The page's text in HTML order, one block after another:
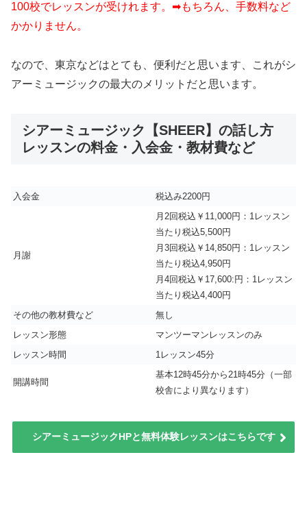
100校でレッスンが受けれます。➡もちろん、手数料など
かかりません。
なので、東京などはとても、便利だと思います、これがシ
アーミュージックの最大のメリットだと思います。
シアーミュージック【SHEER】の話し方
レッスンの料金・入会金・教材費など
入会金 税込み2200円
月謝
月2回税込￥11,000円：1レッスン
当たり税込5,500円
月3回税込￥14,850円：1レッスン
当たり税込4,950円
月4回税込￥17,600:円：1レッスン
当たり税込4,400円
その他の教材費など
無し
レッスン形態
マンツーマンレッスンのみ
レッスン時間
1レッスン45分
開講時間
基本12時45分から21時45分（一部
校舎により異なります）
シアーミュージックHPと無料体験レッスンはこちらです